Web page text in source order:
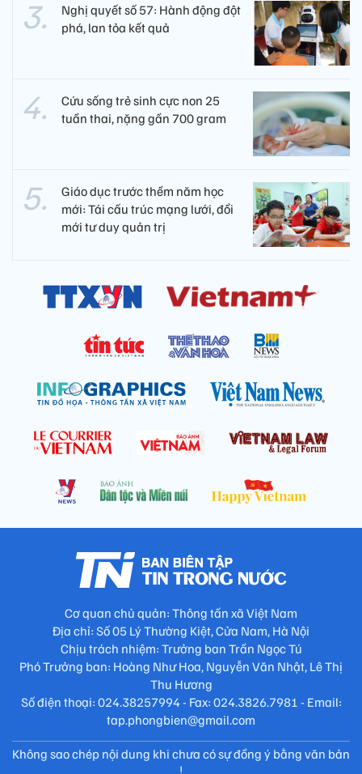
Nghị quyết số 57: Hành động đột
phá, lan tỏa kết quả
Cứu sống trẻ sinh cực non 25
tuần thai, nặng gần 700 gram
Giáo dục trước thềm năm học
mới: Tái cấu trúc mạng lưới, đổi
mới tư duy quản trị
Cơ quan chủ quản: Thông tấn xã Việt Nam
Địa chỉ: Số 05 Lý Thường Kiệt, Cửa Nam, Hà Nội
Chịu trách nhiệm: Trưởng ban Trần Ngọc Tú
Phó Trưởng ban: Hoàng Như Hoa, Nguyễn Văn Nhật, Lê Thị
Thu Hương
Số điện thoại: 024.38257994 - Fax: 024.3826.7981 - Email:
tap.phongbien@gmail.com
Không sao chép nội dung khi chưa có sự đồng ý bằng văn bản
!